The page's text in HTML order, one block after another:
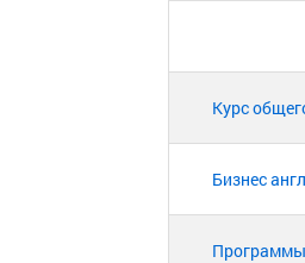
Курс
Бизнес
Программы